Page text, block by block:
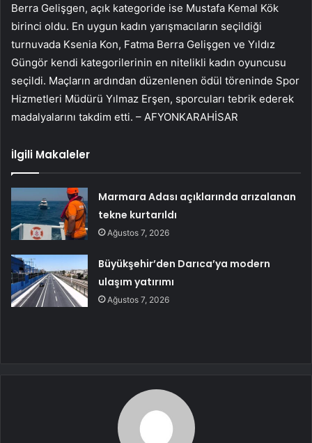
Berra Gelişgen, açık kategoride ise Mustafa Kemal Kök
birinci oldu. En uygun kadın yarışmacıların seçildiği
turnuvada Ksenia Kon, Fatma Berra Gelişgen ve Yıldız
Güngör kendi kategorilerinin en nitelikli kadın oyuncusu
seçildi. Maçların ardından düzenlenen ödül töreninde Spor
Hizmetleri Müdürü Yılmaz Erşen, sporcuları tebrik ederek
madalyalarını takdim etti. – AFYONKARAHİSAR
İlgili Makaleler
Marmara Adası açıklarında arızalanan
tekne kurtarıldı
Ağustos 7, 2026
Büyükşehir’den Darıca’ya modern
ulaşım yatırımı
Ağustos 7, 2026